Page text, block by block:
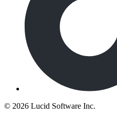
© 2026 Lucid Software Inc.